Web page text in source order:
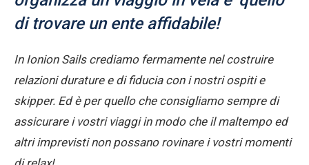
Assicurazione di Viaggio in
Barca a Vela
vacanze senza stress.
Meet Our Team
impegnano a rendere indimenticabile la vostra
di trovare un ente affidabile!
In Ionion Sails crediamo fermamente nel costruire
relazioni durature e di fiducia con i nostri ospiti e
skipper. Ed è per quello che consigliamo sempre di
assicurare i vostri viaggi in modo che il maltempo ed
altri imprevisti non possano rovinare i vostri momenti